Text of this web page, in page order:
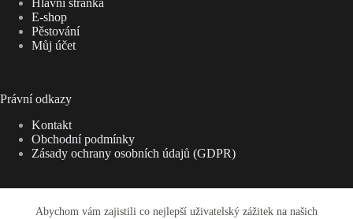
Abychom vám zajistili co nejlepší uživatelský zážitek na našich
Hlavní stránka
E-shop
Pěstování
Můj účet
Právní odkazy
Kontakt
Obchodní podmínky
Zásady ochrany osobních údajů (GDPR)